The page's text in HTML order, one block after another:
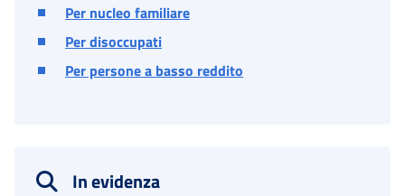
Per nucleo familiare
Per disoccupati
Per persone a basso reddito
In evidenza